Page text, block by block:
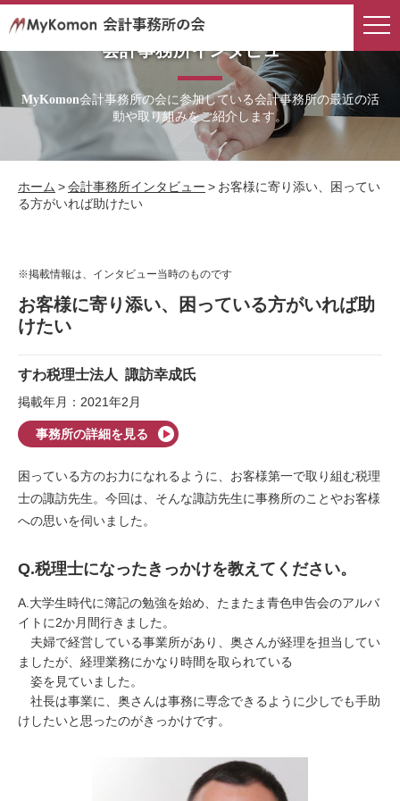
会計事務所インタビュー
MyKomon会計事務所の会に参加している会計事務所の最近の活
動や取り組みをご紹介します。
ホーム >会計事務所インタビュー > お客様に寄り添い、困ってい
る方がいれば助けたい
※掲載情報は、インタビュー当時のものです
お客様に寄り添い、困っている方がいれば助
けたい
すわ税理士法人 諏訪幸成氏
掲載年月：2021年2月
事務所の詳細を見る
困っている方のお力になれるように、お客様第一で取り組む税理
士の諏訪先生。今回は、そんな諏訪先生に事務所のことやお客様
への思いを伺いました。
Q.税理士になったきっかけを教えてください。
A. 大学生時代に簿記の勉強を始め、たまたま青色申告会のアルバ
イトに2か月間行きました。
夫婦で経営している事業所があり、奥さんが経理を担当してい
ましたが、経理業務にかなり時間を取られている
姿を見ていました。
社長は事業に、奥さんは事務に専念できるように少しでも手助
けしたいと思ったのがきっかけです。